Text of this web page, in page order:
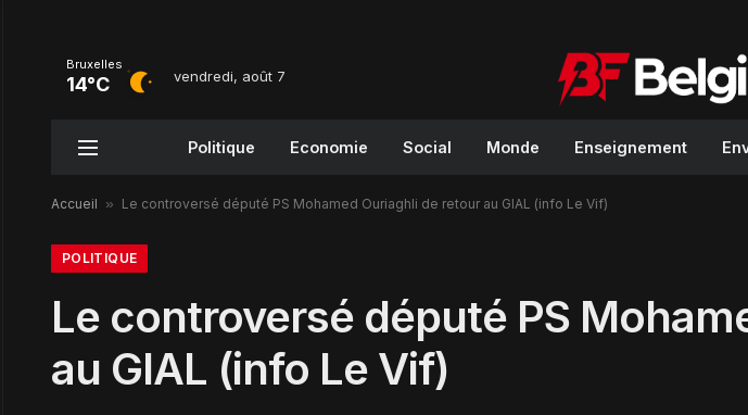
Bruxelles
14°C vendredi, août 7
Politique Economie Social Monde Enseignement
Accueil » Le controversé député PS Mohamed Ouriaghli de retour au GIAL (info Le Vif)
POLITIQUE
Le controversé député PS
au GIAL (info Le Vif)